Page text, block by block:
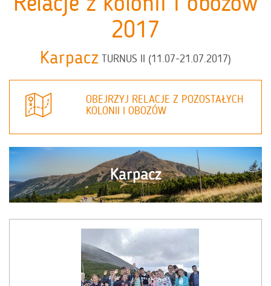
2017
Karpacz TURNUS II (11.07-21.07.2017)
OBEJRZYJ RELACJE Z POZOSTAŁYCH
KOLONII I OBOZÓW